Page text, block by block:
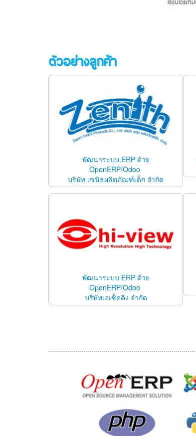
ตัวอย่างลูกค้า
พัฒนาระบบ ERP ด้วย
OpenERP/Odoo
บริษัท เซนิธผลิตภัณฑ์เด็ก จำกัด
พัฒนาระบบ ERP ด้วย
OpenERP/Odoo
บริษัทเอเซ็ดคิง จำกัด